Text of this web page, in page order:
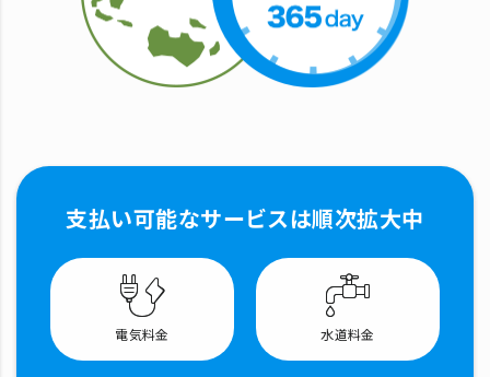
支払い可能なサービスは順次拡大中
電気料金 水道料金